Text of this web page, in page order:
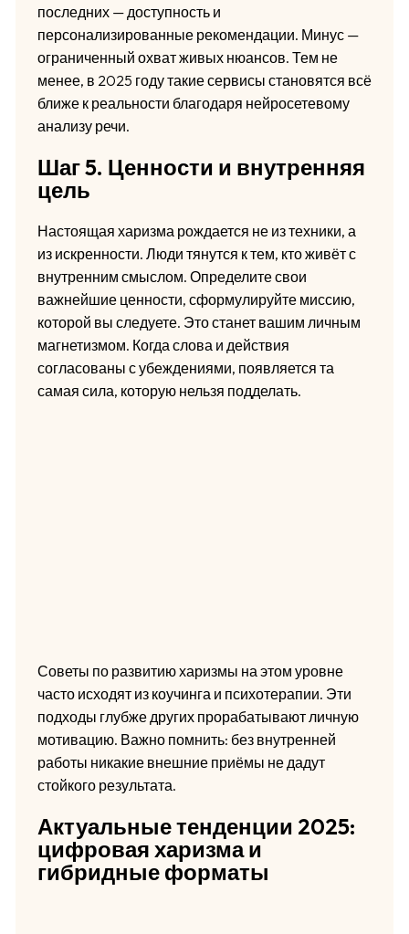
последних — доступность и
персонализированные рекомендации. Минус —
ограниченный охват живых нюансов. Тем не
менее, в 2025 году такие сервисы становятся всё
ближе к реальности благодаря нейросетевому
анализу речи.
Шаг 5. Ценности и внутренняя
цель
Настоящая харизма рождается не из техники, а
из искренности. Люди тянутся к тем, кто живёт с
внутренним смыслом. Определите свои
важнейшие ценности, сформулируйте миссию,
которой вы следуете. Это станет вашим личным
магнетизмом. Когда слова и действия
согласованы с убеждениями, появляется та
самая сила, которую нельзя подделать.
Советы по развитию харизмы на этом уровне
часто исходят из коучинга и психотерапии. Эти
подходы глубже других прорабатывают личную
мотивацию. Важно помнить: без внутренней
работы никакие внешние приёмы не дадут
стойкого результата.
Актуальные тенденции 2025:
цифровая харизма и
гибридные форматы